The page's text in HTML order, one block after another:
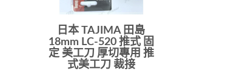
日本 TAJIMA 田島
18mm LC-520 推式 固
定 美工刀 厚切專用 推
式美工刀 裁接